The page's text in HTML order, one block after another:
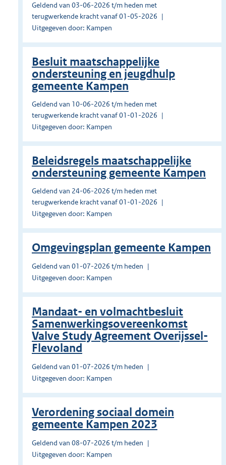
Geldend van 03-06-2026 t/m heden met
terugwerkende kracht vanaf 01-05-2026
Uitgegeven door: Kampen
Besluit maatschappelijke
ondersteuning en jeugdhulp
gemeente Kampen
Geldend van 10-06-2026 t/m heden met
terugwerkende kracht vanaf 01-01-2026
Uitgegeven door: Kampen
Beleidsregels maatschappelijke
ondersteuning gemeente Kampen
Geldend van 24-06-2026 t/m heden met
terugwerkende kracht vanaf 01-01-2026
Uitgegeven door: Kampen
Omgevingsplan gemeente Kampen
Geldend van 01-07-2026 t/m heden
Uitgegeven door: Kampen
Mandaat- en volmachtbesluit
Samenwerkingsovereenkomst
Valve Study Agreement Overijssel-
Flevoland
Geldend van 01-07-2026 t/m heden
Uitgegeven door: Kampen
Verordening sociaal domein
gemeente Kampen 2023
Geldend van 08-07-2026 t/m heden
Uitgegeven door: Kampen